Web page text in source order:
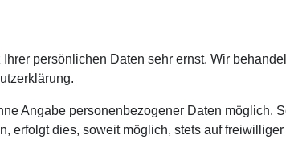
persönlichen Daten sehr ernst. Wir
Angabe personenbezogener Daten
erfolgt dies, soweit möglich, stets auf